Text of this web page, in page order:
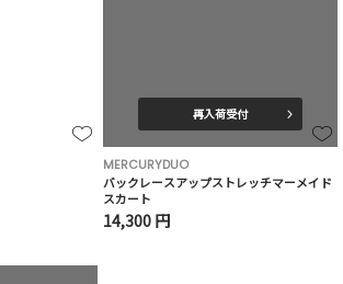
再入荷受付
MERCURYDUO
バックレースアップストレッチマーメイド
スカート
14,300 円